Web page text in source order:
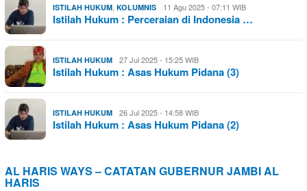
ISTILAH HUKUM KOLUMNIS 11 Agu 2025 - 07:11 WIB
Istilah Hukum : Perceraian di Indonesia …
ISTILAH HUKUM 27 Jul 2025 - 15:25 WIB
Istilah Hukum : Asas Hukum Pidana (3)
ISTILAH HUKUM 26 Jul 2025 - 14:58 WIB
Istilah Hukum : Asas Hukum Pidana (2)
AL HARIS WAYS – CATATAN GUBERNUR JAMBI AL
HARIS